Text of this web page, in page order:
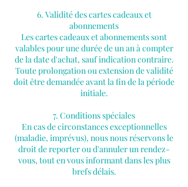
6. Validité des cartes cadeaux et
abonnements
Les cartes cadeaux et abonnements sont
valables pour une durée de un an à compter
de la date d'achat, sauf indication contraire.
Toute prolongation ou extension de validité
doit être demandée avant la fin de la période
initiale.
7. Conditions spéciales
En cas de circonstances exceptionnelles
(maladie, imprévus), nous nous réservons le
droit de reporter ou d'annuler un rendez-
vous, tout en vous informant dans les plus
brefs délais.